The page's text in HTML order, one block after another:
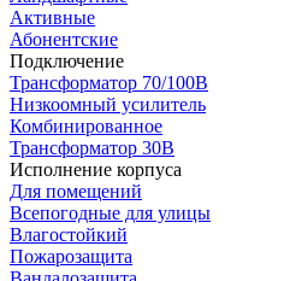
Активные
Абонентские
Подключение
Трансформатор 70/100В
Низкоомный усилитель
Комбинированное
Трансформатор 30В
Исполнение корпуса
Для помещений
Всепогодные для улицы
Влагостойкий
Пожарозащита